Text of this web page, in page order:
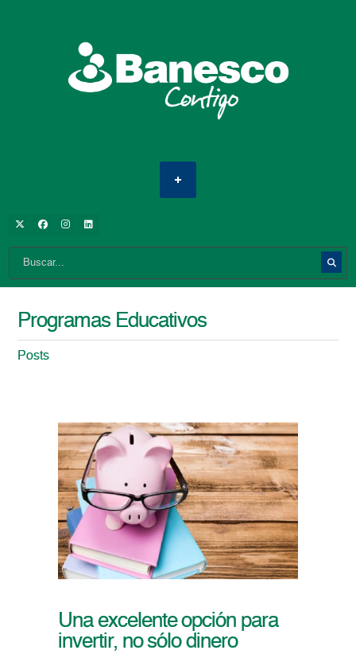
Programas Educativos
Posts
Una excelente opción para
invertir, no sólo dinero